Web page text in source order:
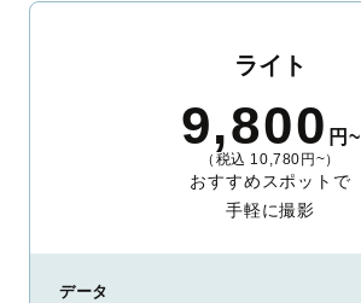
ライト
9,800 円~
（税込 10,780円~）
おすすめスポットで
手軽に撮影
データ